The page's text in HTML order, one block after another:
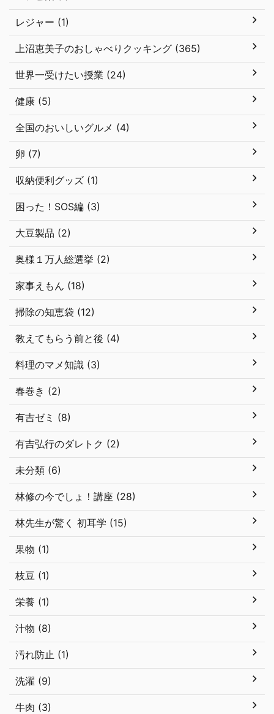
レジャー (1)
上沼恵美子のおしゃべりクッキング (365)
世界一受けたい授業 (24)
健康 (5)
全国のおいしいグルメ (4)
卵 (7)
収納便利グッズ (1)
困った！SOS編 (3)
大豆製品 (2)
奥様１万人総選挙 (2)
家事えもん (18)
掃除の知恵袋 (12)
教えてもらう前と後 (4)
料理のマメ知識 (3)
春巻き (2)
有吉ゼミ (8)
有吉弘行のダレトク (2)
未分類 (6)
林修の今でしょ！講座 (28)
林先生が驚く 初耳学 (15)
果物 (1)
枝豆 (1)
栄養 (1)
汁物 (8)
汚れ防止 (1)
洗濯 (9)
牛肉 (3)